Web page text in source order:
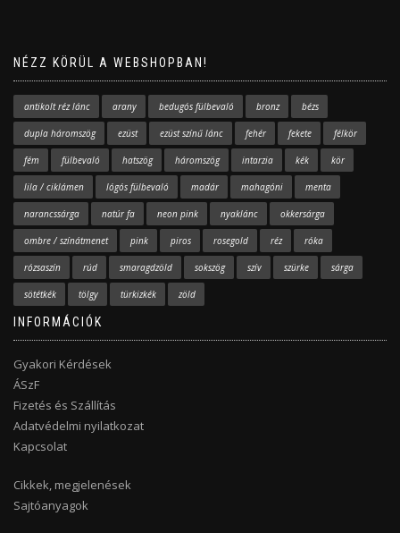
NÉZZ KÖRÜL A WEBSHOPBAN!
antikolt réz lánc arany bedugós fülbevaló bronz bézs
dupla háromszög ezüst ezüst színű lánc fehér fekete félkör
fém fülbevaló hatszög háromszög intarzia kék kör
lila / ciklámen lógós fülbevaló madár mahagóni menta
narancssárga natúr fa neon pink nyaklánc okkersárga
ombre / színátmenet pink piros rosegold réz róka
rózsaszín rúd smaragdzöld sokszög szív szürke sárga
sötétkék tölgy türkizkék zöld
INFORMÁCIÓK
Gyakori Kérdések
ÁSzF
Fizetés és Szállítás
Adatvédelmi nyilatkozat
Kapcsolat
Cikkek, megjelenések
Sajtóanyagok